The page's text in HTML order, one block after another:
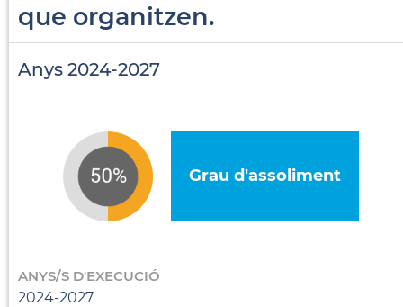
que organitzen.
Anys 2024-2027
Grau d'assoliment
ANYS/S D'EXECUCIÓ
2024-2027